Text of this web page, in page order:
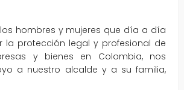
hombres y mujeres que día a día
la protección legal y profesional de
y bienes en Colombia, nos
a nuestro alcalde y a su familia,